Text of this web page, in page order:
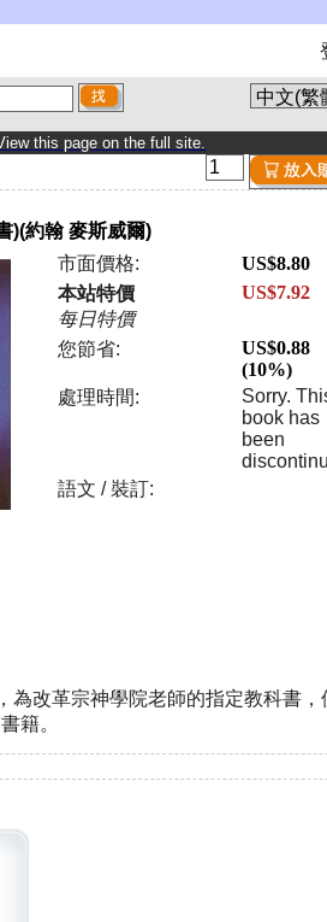
this page on the full site.
)(約翰 麥斯威爾)
市面價格:
US$8.80
本站特價
每日特價
US$7.92
您節省:
US$0.88
(10%)
處理時間:
Sorry.
book has
been
語文 / 裝訂:
為改革宗神學院老師的指定教科書，
籍。